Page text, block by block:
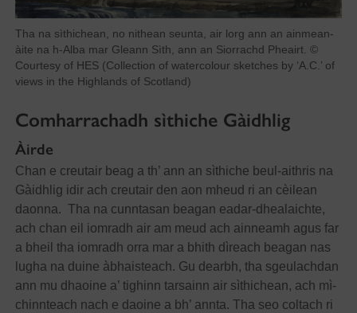
Tha na sìthichean, no nithean seunta, air lorg ann an ainmean-
àite na h-Alba mar Gleann Sìth, ann an Siorrachd Pheairt. ©
Courtesy of HES (Collection of watercolour sketches by ‘A.C.’ of
views in the Highlands of Scotland)
Comharrachadh sìthiche Gàidhlig
Àirde
Chan e creutair beag a th’ ann an sìthiche beul-aithris na
Gàidhlig idir ach creutair den aon mheud ri an cèilean
daonna. Tha na cunntasan beagan eadar-dhealaichte,
ach chan eil iomradh air am meud ach ainneamh agus far
a bheil tha iomradh orra mar a bhith dìreach beagan nas
lugha na duine àbhaisteach. Gu dearbh, tha sgeulachdan
ann mu dhaoine a’ tighinn tarsainn air sìthichean, ach mì-
chinnteach nach e daoine a bh’ annta. Tha seo coltach ri